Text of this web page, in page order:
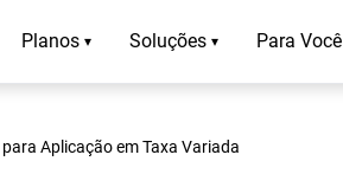
Planos ▾ Soluções ▾ Para Você
Aplicação em Taxa Variada